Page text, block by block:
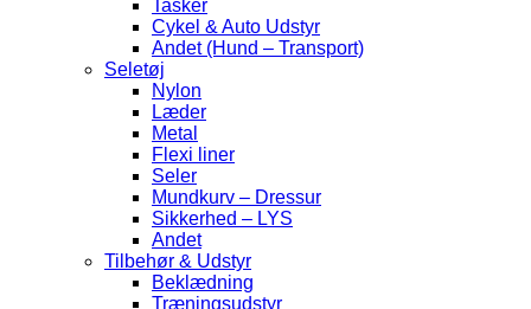
Tasker
Cykel & Auto Udstyr
Andet (Hund – Transport)
Seletøj
Nylon
Læder
Metal
Flexi liner
Seler
Mundkurv – Dressur
Sikkerhed – LYS
Andet
Tilbehør & Udstyr
Beklædning
Træningsudstyr